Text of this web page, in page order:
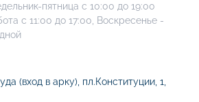
пятница с 10:00 до 19:00
с 11:00 до 17:00, Воскресенье -
(вход в арку), пл.Конституции, 1,